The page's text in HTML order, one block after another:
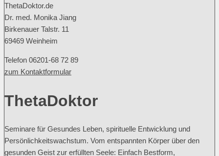
ThetaDoktor.de
Dr. med. Monika Jiang
Birkenauer Talstr. 11
69469 Weinheim
Telefon 06201-68 72 89
zum Kontaktformular
ThetaDoktor
Seminare für Gesundes Leben, spirituelle Entwicklung und
Persönlichkeitswachstum. Vom entspannten Körper über den
gesunden Geist zur erfüllten Seele: Einfach Bestform,